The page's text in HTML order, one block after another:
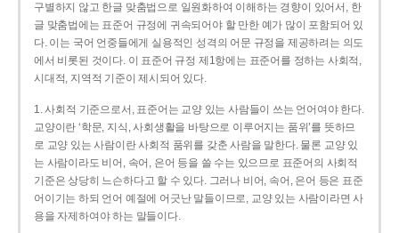
구별하지 않고 한글 맞춤법으로 일원화하여 이해하는 경향이 있어서, 한
글 맞춤법에는 표준어 규정에 귀속되어야 할 만한 예가 많이 포함되어 있
다. 이는 국어 언중들에게 실용적인 성격의 어문 규정을 제공하려는 의도
에서 비롯된 것이다. 이 표준어 규정 제1항에는 표준어를 정하는 사회적,
시대적, 지역적 기준이 제시되어 있다.
1. 사회적 기준으로서, 표준어는 교양 있는 사람들이 쓰는 언어여야 한다.
교양이란 ‘학문, 지식, 사회생활을 바탕으로 이루어지는 품위’를 뜻하므
로 교양 있는 사람이란 사회적 품위를 갖춘 사람을 말한다. 물론 교양 있
는 사람이라도 비어, 속어, 은어 등을 쓸 수는 있으므로 표준어의 사회적
기준은 상당히 느슨하다고 할 수 있다. 그러나 비어, 속어, 은어 등은 표준
어이기는 하되 언어 예절에 어긋난 말들이므로, 교양 있는 사람이라면 사
용을 자제하여야 하는 말들이다.